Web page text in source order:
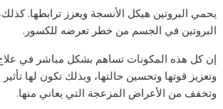
يحمي البروتين هيكل الأنسجة ويعزز ترابطها.
البروتين في الجسم من خطر تعرضه للكسور.
إن كل هذه المكونات تساهم بشكل مباشر في
وتعزيز قوتها وتحسين حالتها، وبذلك تكون لها
وتخفف من الأعراض المزعجة التي يعاني منها.